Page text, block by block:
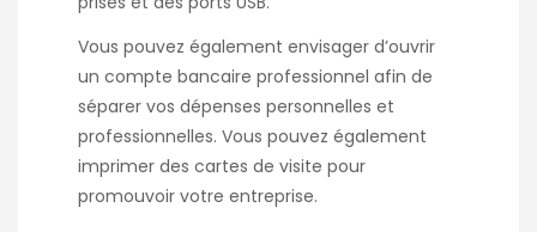
Vous pouvez également envisager d’ouvrir
un compte bancaire professionnel afin de
séparer vos dépenses personnelles et
professionnelles. Vous pouvez également
imprimer des cartes de visite pour
promouvoir votre entreprise.